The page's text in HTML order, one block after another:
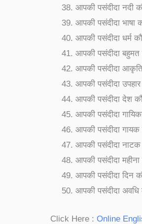
आपकी पसंदीदा नदी
आपकी पसंदीदा
आपकी पसंदीदा धर्म
आपकी पसंदीदा
आपकी पसंदीदा
आपकी पसंदीदा
आपकी पसंदीदा देश
आपकी पसंदीदा
आपकी पसंदीदा
आपकी पसंदीदा
आपकी पसंदीदा
आपकी पसंदीदा दिन
आपकी पसंदीदा
Click Here : Online